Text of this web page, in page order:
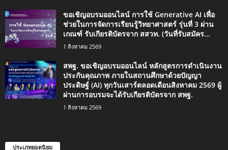
ขอเชิญอบรมออนไลน์ การใช้ Generative AI เพื่อ
ช่วยในการจัดการเรียนรู้วิทยาศาสตร์ รุ่นที่ 3 ผ่าน
เกณฑ์ รับเกียรติบัตรจาก สสวท. (วันที่รับสมัคร...
1 สิงหาคม 2569
สพฐ. ขอเชิญอบรมออนไลน์ หลักสูตรการดำเนินงาน
ประกันคุณภาพ ภายในสถานศึกษาด้วยปัญญา
ประดิษฐ์ (AI) ทุกวันเสาร์ตลอดเดือนสิงหาคม 2569 ผู้
ผ่านการอบรมจะได้รับเกียรติบัตรจาก สพฐ.
1 สิงหาคม 2569
ประเภทยอดนิยม